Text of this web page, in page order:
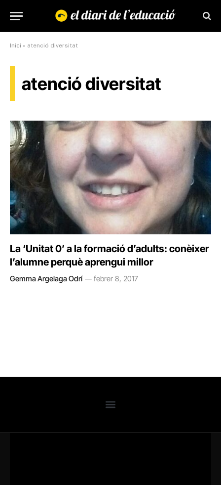
Inici » atenció diversitat
atenció diversitat
La ‘Unitat 0’ a la formació d’adults: conèixer
l’alumne perquè aprengui millor
Gemma Argelaga Odrí febrer 8, 2017